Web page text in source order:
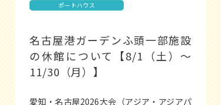
ポートハウス
名古屋港ガーデンふ頭一部施設
の休館について【8/1（土）～
11/30（月）】
愛知・名古屋2026大会（アジア・アジアパ